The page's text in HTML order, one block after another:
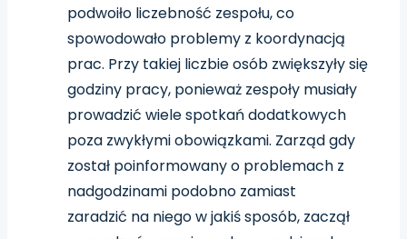
podwoiło liczebność zespołu, co
spowodowało problemy z koordynacją
prac. Przy takiej liczbie osób zwiększyły się
godziny pracy, ponieważ zespoły musiały
prowadzić wiele spotkań dodatkowych
poza zwykłymi obowiązkami. Zarząd gdy
został poinformowany o problemach z
nadgodzinami podobno zamiast
zaradzić na niegow jakiś sposób, zaczął